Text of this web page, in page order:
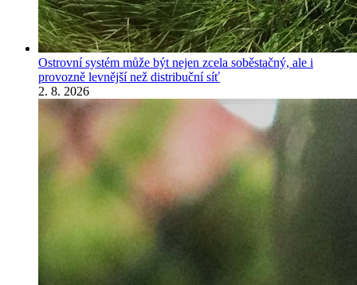
Ostrovní systém může být nejen zcela soběstačný, ale i
provozně levnější než distribuční síť
2. 8. 2026